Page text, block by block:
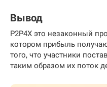
Вывод
P2P4X это незаконный
котором прибыль
того, что участники
таким образом их поток